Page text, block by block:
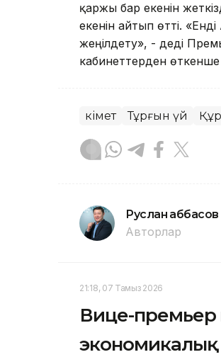
қаржы бар екенін
екенін айтып өтті.
жеңілдету», - деді
кабинеттерден
Үкімет Тұрғын үй
Руслан Ғаббасов
Авторлар
21:18, 07 Тамыз 2026
Вице-премьер